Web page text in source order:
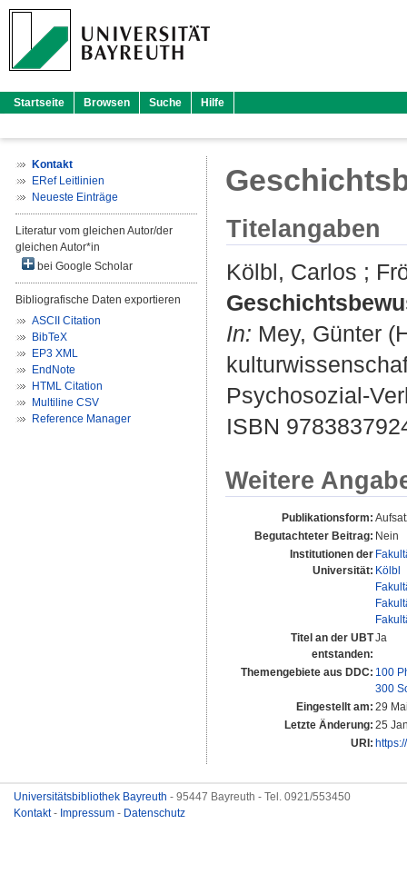
Startseite Browsen Suche Hilfe
Kontakt
ERef Leitlinien
Neueste Einträge
Literatur vom gleichen Autor/der
gleichen Autor*in
bei Google Scholar
Bibliografische Daten exportieren
ASCII Citation
BibTeX
EP3 XML
EndNote
HTML Citation
Multiline CSV
Reference Manager
Titelangaben
Kölbl, Carlos ;
In: Mey, Günter
Psychosozial-
ISBN
Weitere
Publikationsform:
Begutachteter Beitrag: Nein
Institutionen der
Universität: Kölbl
Titel an der UBT
entstanden:
Ja
Themengebiete aus DDC: 100
300
Eingestellt am: 29
Letzte Änderung: 25
URI:
Universitätsbibliothek Bayreuth - 95447 Bayreuth - Tel. 0921/553450
Kontakt- Impressum - Datenschutz